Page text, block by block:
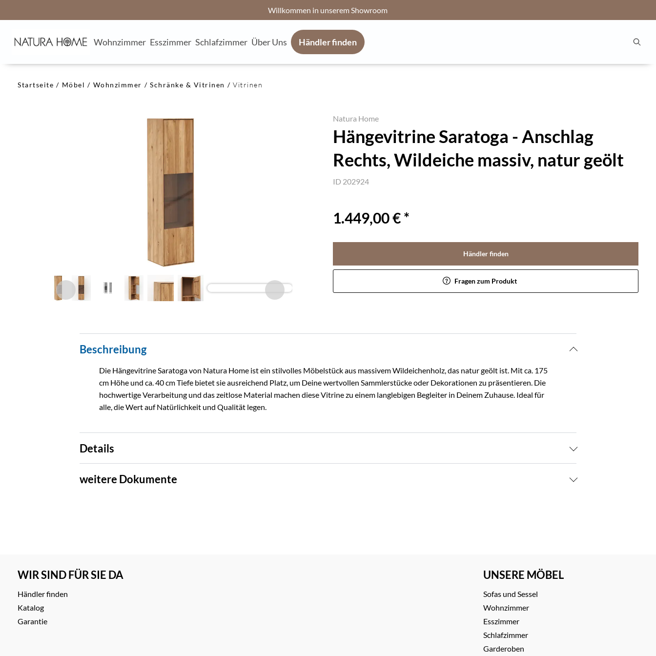
Willkommen in unserem Showroom
Wohnzimmer Esszimmer Schlafzimmer Über Uns Händler finden
Startseite Möbel Wohnzimmer Schränke & Vitrinen Vitrinen
Natura Home
Hängevitrine Saratoga - Anschlag
Rechts, Wildeiche massiv, natur geölt
ID 202924
1.449,00 € *
Händler finden
Fragen zum Produkt
Beschreibung
Die Hängevitrine Saratoga von Natura Home ist ein stilvolles Möbelstück aus massivem Wildeichenholz, das natur geölt ist. Mit ca. 175
cm Höhe und ca. 40 cm Tiefe bietet sie ausreichend Platz, um Deine wertvollen Sammlerstücke oder Dekorationen zu präsentieren. Die
hochwertige Verarbeitung und das zeitlose Material machen diese Vitrine zu einem langlebigen Begleiter in Deinem Zuhause. Ideal für
alle, die Wert auf Natürlichkeit und Qualität legen.
Details
weitere Dokumente
WIR SIND FÜR SIE DA
Händler finden
Katalog
Garantie
UNSERE MÖBEL
Sofas und Sessel
Wohnzimmer
Esszimmer
Schlafzimmer
Garderoben